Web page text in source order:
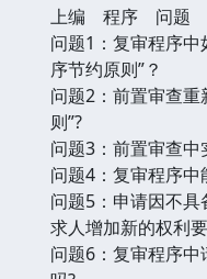
上编 程序 问题
问题1：复审程序中
序节约原则”？
问题2：前置审查
则”?
问题3：前置审查
问题4：复审程序
问题5：申请因不
求人增加新的权利
问题6：复审程序